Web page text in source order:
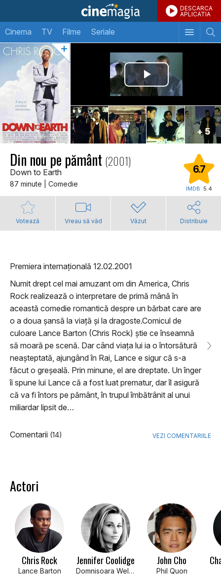
DESCARCA
APLICATIA
Cinema TV Filme Seriale
+ 5
Din nou pe pământ (2001)
Down to Earth
87 minute | Comedie
6.7
IMDB: 5.4
Votează Vreau să văd Văzut Distribuie
Premiera internațională 12.02.2001
Numit drept cel mai amuzant om din America, Chris
Rock realizează o interpretare de primă mână în
această comedie romantică despre un bărbat care are
o a doua șansă la viață și la dragoste.Comicul de
culoare Lance Barton (Chris Rock) știe ce înseamnă
să moară pe scenă. Dar când viața lui ia o întorsătură
neașteptată, ajungând în Rai, Lance e sigur că s-a
făcut o greșeală. Prin minune, el are dreptate. Un înger
îi spune lui Lance că a fost luat prematur, dar îl asigură
că va fi întors pe pământ, în trupul îmbătrânit al unui
miliardar lipsit de…
Comentarii (14) VEZI COMENTARIILE
Actori
Chris Rock
Lance Barton
Jennifer Coolidge
Domnisoara Wellington
John Cho
Phil Quon